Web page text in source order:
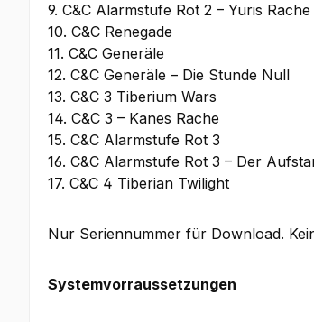
9. C&C Alarmstufe Rot 2 – Yuris Rache
10. C&C Renegade
11. C&C Generäle
12. C&C Generäle – Die Stunde Null
13. C&C 3 Tiberium Wars
14. C&C 3 – Kanes Rache
15. C&C Alarmstufe Rot 3
16. C&C Alarmstufe Rot 3 – Der
17. C&C 4 Tiberian Twilight
Nur Seriennummer für Download.
Systemvorraussetzungen